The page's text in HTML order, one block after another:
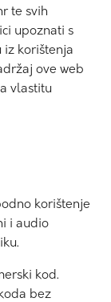
te svih
upoznati s
iz korištenja
ove web
vlastitu
korištenje
i audio
kod.
bez